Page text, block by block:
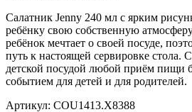
Салатник Jenny 240 мл с ярким
ребёнку свою собственную
ребёнок мечтает о своей посуде,
путь к настоящей сервировке стола.
детской посудой любой приём пищи
событием для детей и для родителей.
Артикул: COU1413.X8388